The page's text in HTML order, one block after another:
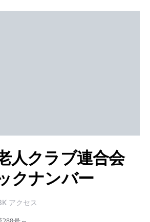
人クラブ連合会
クナンバー
アクセス